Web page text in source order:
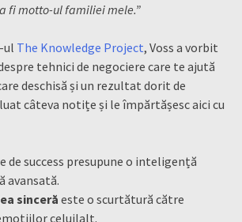
fi motto-ul familiei mele.”
ul The Knowledge Project, Voss a vorbit
tehnici de negociere care te ajută
deschisă și un rezultat dorit de
câteva notițe și le împărtășesc aici cu
de success presupune o inteligență
avansată.
sinceră este o scurtătură către
celuilalt.